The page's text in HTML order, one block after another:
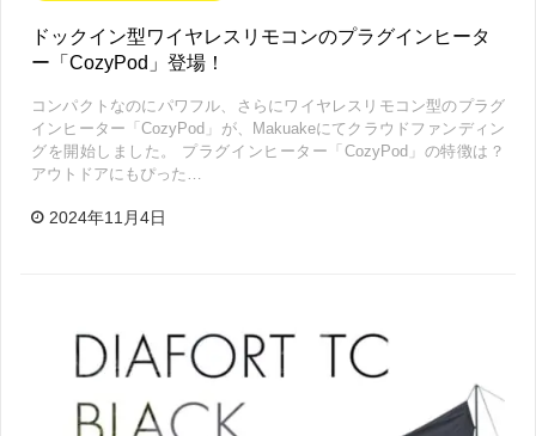
ドックイン型ワイヤレスリモコンのプラグインヒータ
ー「CozyPod」登場！
コンパクトなのにパワフル、さらにワイヤレスリモコン型のプラグ
インヒーター「CozyPod」が、Makuakeにてクラウドファンディン
グを開始しました。 プラグインヒーター「CozyPod」の特徴は？
アウトドアにもぴった…
2024年11月4日